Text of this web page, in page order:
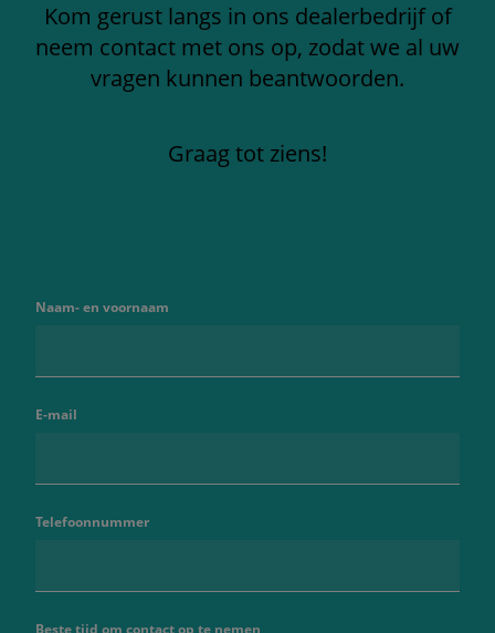
Kom gerust langs in ons dealerbedrijf of
neem contact met ons op, zodat we al uw
vragen kunnen beantwoorden.
Graag tot ziens!
Naam- en voornaam
E-mail
Telefoonnummer
Beste tijd om contact op te nemen